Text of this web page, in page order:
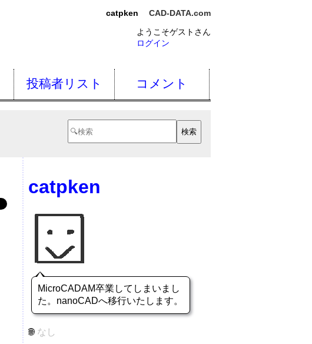
catpken
CAD-DATA.com
ようこそゲストさん
ログイン
投稿者リスト コメント
catpken
MicroCADAM卒業してしまいまし
た。nanoCADへ移行いたします。
なし